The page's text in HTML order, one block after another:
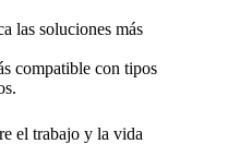
las soluciones más
compatible con tipos
el trabajo y la vida